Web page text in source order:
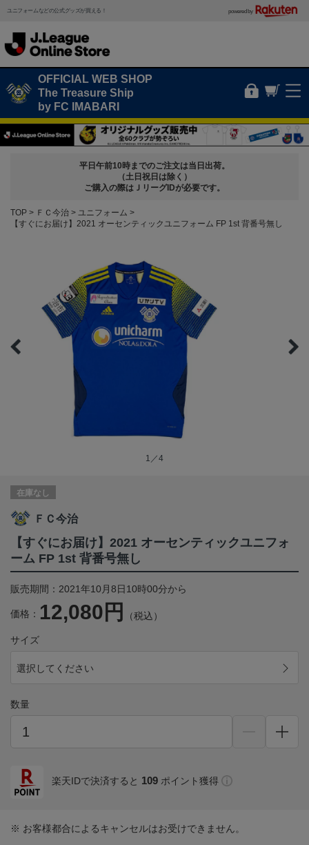
ユニフォームなどの公式グッズが買える！ powered by
OFFICIAL WEB SHOP
The Treasure Ship
by FC IMABARI
平日午前10時までのご注文は当日出荷。
（土日祝日は除く）
ご購入の際はＪリーグIDが必要です。
TOP ＦＣ今治
ユニフォーム
【すぐにお届け】2021 オーセンティックユニフォーム FP 1st 背番号無し
1／4
在庫なし
ＦＣ今治
【すぐにお届け】2021 オーセンティックユニフォ
ーム FP 1st 背番号無し
販売期間：2021年10月8日10時00分から
価格： 12,080円 （税込）
サイズ
選択してください
数量
楽天IDで決済すると 109 ポイント獲得
※ お客様都合によるキャンセルはお受けできません。